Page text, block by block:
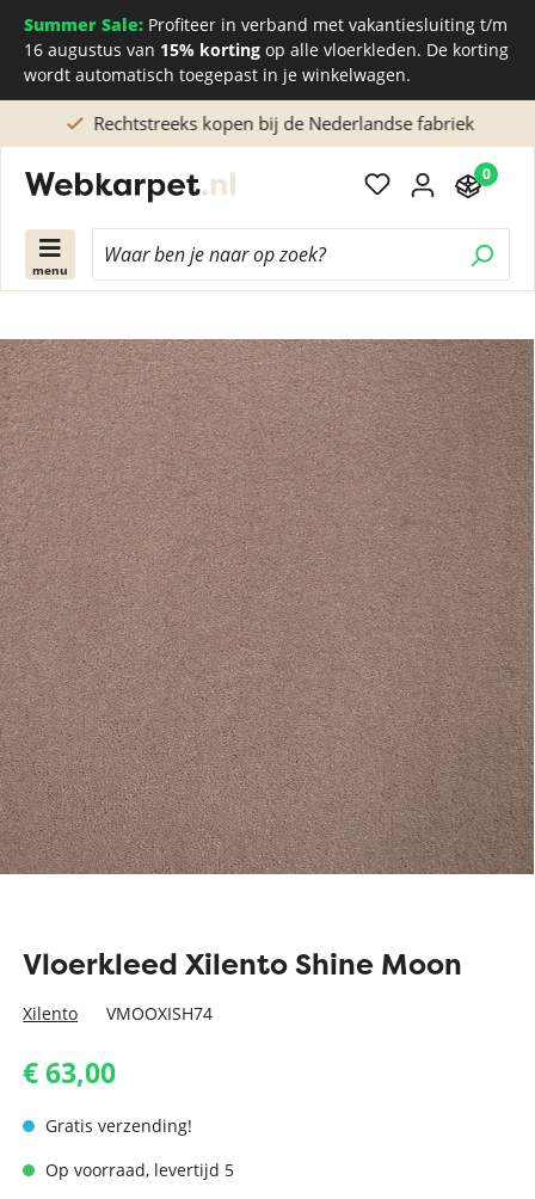
Summer Sale: Profiteer in verband met vakantiesluiting t/m
16 augustus van 15% korting op alle vloerkleden. De korting
wordt automatisch toegepast in je winkelwagen.
Rechtstreeks kopen bij de Nederlandse fabriek
menu
0
Vloerkleed Xilento Shine Moon
Xilento VMOOXISH74
€ 63,00
Gratis verzending!
Op voorraad, levertijd 5